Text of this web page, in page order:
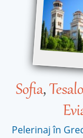
Sofia,
Pelerinaj în